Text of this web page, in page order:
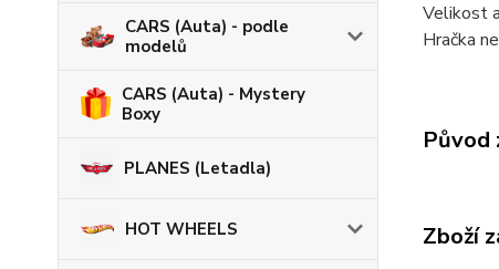
CARS (Auta) - podle
modelů
CARS (Auta) - Mystery
Boxy
PLANES (Letadla)
HOT WHEELS
Velikost
Hračka
Původ
Zboží